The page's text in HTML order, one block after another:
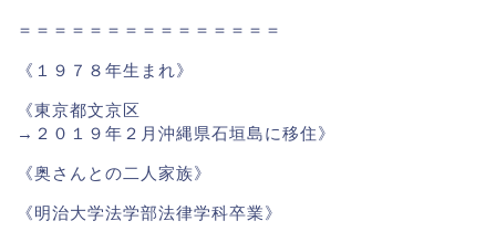
＝＝＝＝＝＝＝＝＝＝＝＝＝＝＝
《１９７８年生まれ》
《東京都文京区
→２０１９年２月沖縄県石垣島に移住》
《奥さんとの二人家族》
《明治大学法学部法律学科卒業》